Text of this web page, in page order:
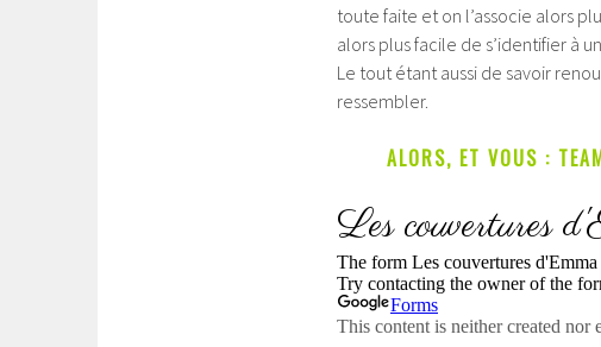
toute faite et on l’associe alors
alors plus facile de s’identifier à
Le tout étant aussi de savoir
ressembler.
ALORS, ET VOUS :